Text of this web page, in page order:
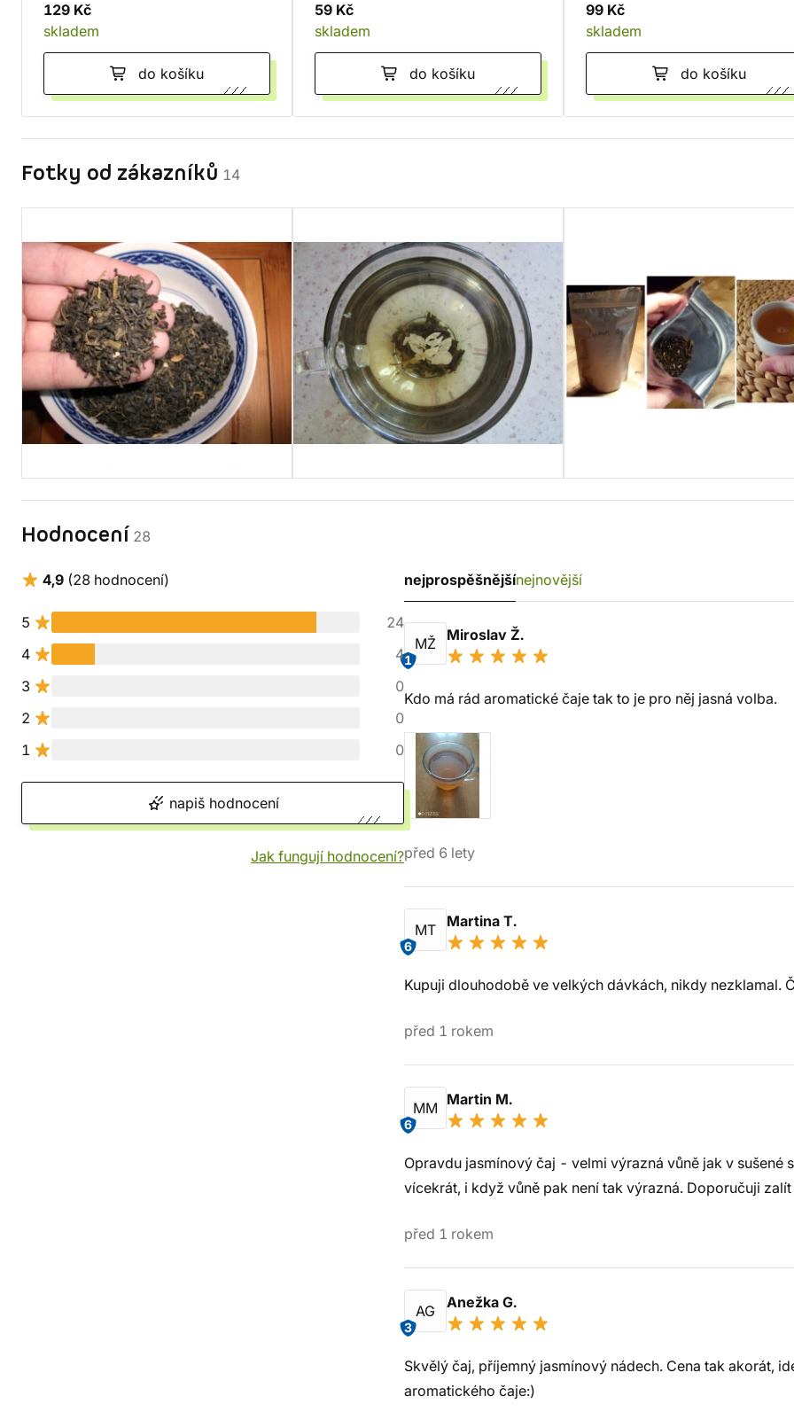
129 Kč
skladem
do košíku
59 Kč
skladem
do košíku
99 Kč
skladem
do košíku
Fotky od zákazníků 14
Hodnocení 28
4,9 (28 hodnocení)
5
24
4
4
3
0
2
0
1
0
napiš hodnocení
Jak fungují hodnocení?
nejprospěšnějšínejnovější
MŽ
1
Miroslav Ž.
Kdo má rád aromatické čaje tak to je pro něj jasná volba.
před 6 lety
MT
6
Martina T.
Kupuji dlouhodobě ve velkých dávkách, nikdy nezklamal.
před 1 rokem
MM
6
Martin M.
Opravdu jasmínový čaj - velmi výrazná vůně jak v sušené
vícekrát, i když vůně pak není tak výrazná. Doporučuji
před 1 rokem
AG
3
Anežka G.
Skvělý čaj, příjemný jasmínový nádech. Cena tak akorát,
aromatického čaje:)